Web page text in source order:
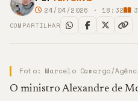
24/04/2026 · 18:32 3
COMPARTILHAR
Foto: Marcelo Camargo/
O ministro Alexandre de